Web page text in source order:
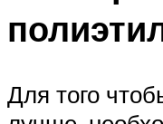
Для того